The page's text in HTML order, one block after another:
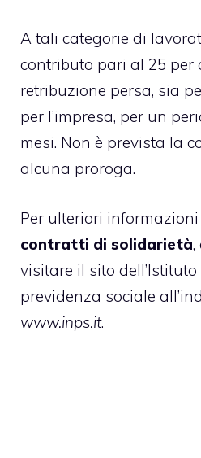
A tali categorie di
contributo pari al 25 per
retribuzione persa, sia
per l’impresa, per un
mesi. Non è prevista la
alcuna proroga.
Per ulteriori
contratti di solidarietà,
visitare il sito
previdenza sociale
www.inps.it.